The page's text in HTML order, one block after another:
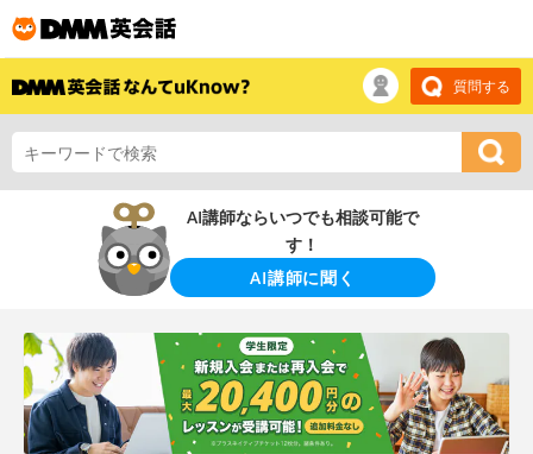
質問する
AI講師ならいつでも相談可能で
す！
AI講師に聞く